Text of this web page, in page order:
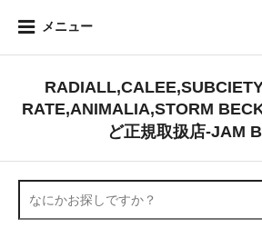
メニュー
RATE,ANIMALIA,STORM
ど正規取扱店-JAM